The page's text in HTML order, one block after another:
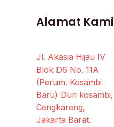
Alamat Kami
Jl. Akasia Hijau IV
Blok D6 No. 11A
(Perum. Kosambi
Baru) Duri kosambi,
Cengkareng,
Jakarta Barat.